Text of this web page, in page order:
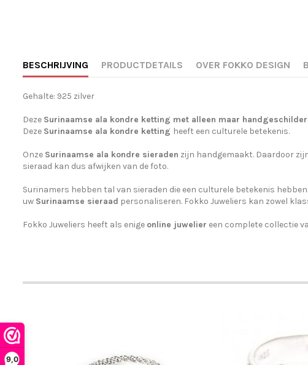
9,0
BESCHRIJVING PRODUCTDETAILS OVER FOKKO DESIGN
Gehalte: 925 zilver
Deze Surinaamse ala kondre ketting met alleen maar
Deze Surinaamse ala kondre ketting heeft een culturele betekenis.
Onze Surinaamse ala kondre sieraden zijn handgemaakt. Daardoor
sieraad kan dus afwijken van de foto.
Surinamers hebben tal van sieraden die een culturele betekenis
uw Surinaamse sieraad personaliseren. Fokko Juweliers kan zowel
Fokko Juweliers heeft als enige online juwelier een complete collectie